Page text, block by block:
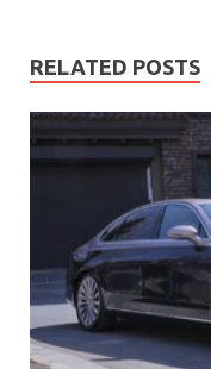
RELATED POSTS